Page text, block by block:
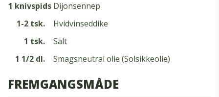
1 knivspids Dijonsennep
1-2 tsk.
Hvidvinseddike
1 tsk.
Salt
1 1/2 dl.
Smagsneutral olie (Solsikkeolie)
FREMGANGSMÅDE